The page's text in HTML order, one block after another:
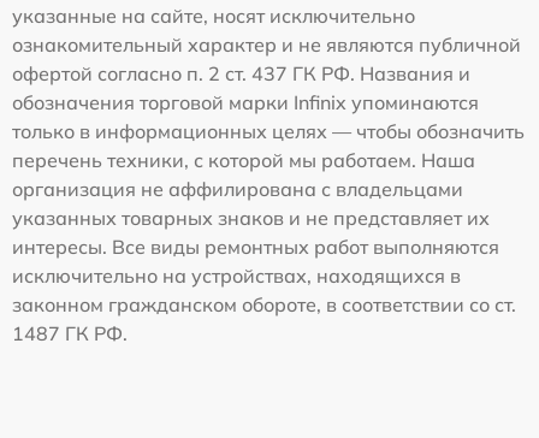
указанные на сайте, носят исключительно
ознакомительный характер и не являются публичной
офертой согласно п. 2 ст. 437 ГК РФ. Названия и
обозначения торговой марки Infinix упоминаются
только в информационных целях — чтобы обозначить
перечень техники, с которой мы работаем. Наша
организация не аффилирована с владельцами
указанных товарных знаков и не представляет их
интересы. Все виды ремонтных работ выполняются
исключительно на устройствах, находящихся в
законном гражданском обороте, в соответствии со ст.
1487 ГК РФ.